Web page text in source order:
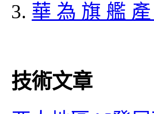
華 為 旗 艦
技術文章